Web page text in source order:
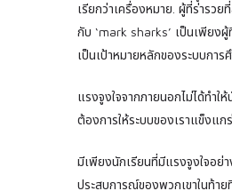
เรียกว่าเครื่องหมาย. ผู้ที่ร่ํารวย
กับ ‘mark sharks’ เป็นเพียง
เป็นเป้าหมายหลักของระบบการศึ
แรงจูงใจจากภายนอกไม่ได้ทํา
ต้องการให้ระบบของเราแข็งแก
มีเพียงนักเรียนที่มีแรงจูงใจอย่
ประสบการณ์ของพวกเขาในท้า